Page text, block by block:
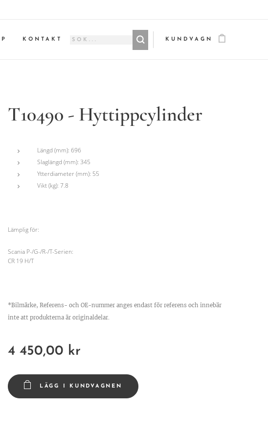
KONTAKT KUNDVAGN
T10490 - Hyttippcylinder
Längd (mm): 696
Slaglängd (mm): 345
Ytterdiameter (mm): 55
Vikt (kg): 7.8
Lämplig för:
Scania P-/G-/R-/T-Serien:
CR 19 H/T
*Bilmärke, Referens- och OE-nummer anges endast för referens och innebär
inte att produkterna är originaldelar.
4 450,00 kr
LÄGG I KUNDVAGNEN